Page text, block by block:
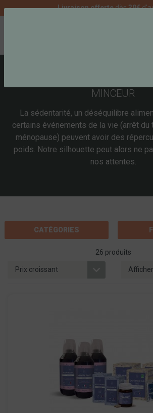
Livraison offertedès39€
MINCEUR
La sédentarité, un déséquilibre
certains événements de la vie (arrêt du
ménopause) peuvent avoir des
poids. Notre silhouette peut alors ne
nos attentes.
CATÉGORIES
26 produits